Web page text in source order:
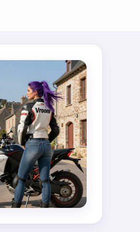
Data fromOpenStreetMap